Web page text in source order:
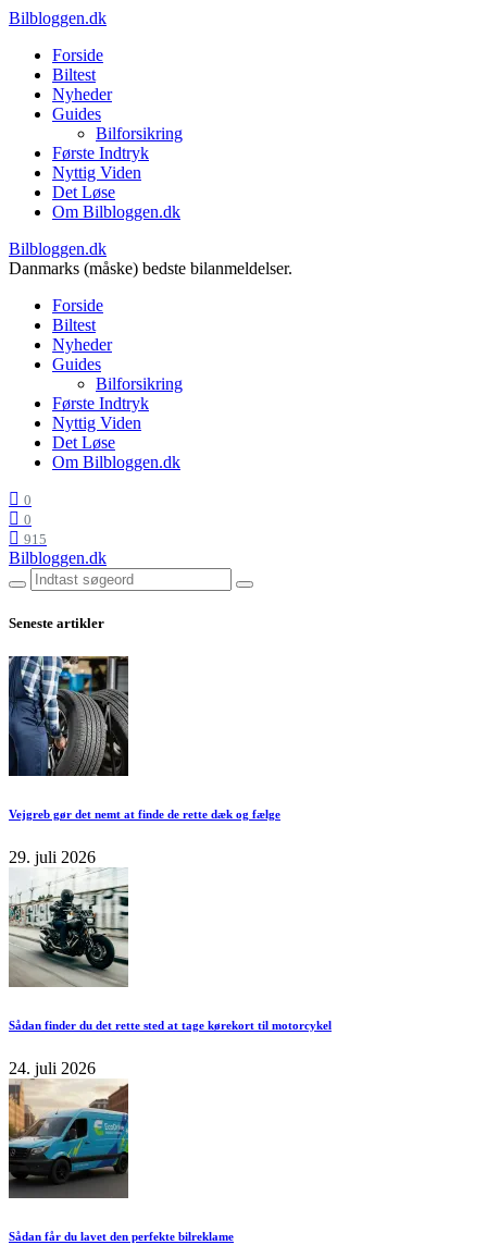
Bilbloggen.dk
Forside
Biltest
Nyheder
Guides
Bilforsikring
Første Indtryk
Nyttig Viden
Det Løse
Om Bilbloggen.dk
Bilbloggen.dk
Danmarks (måske) bedste bilanmeldelser.
Forside
Biltest
Nyheder
Guides
Bilforsikring
Første Indtryk
Nyttig Viden
Det Løse
Om Bilbloggen.dk
0
0
915
Bilbloggen.dk
Seneste artikler
Vejgreb gør det nemt at finde de rette dæk og fælge
29. juli 2026
Sådan finder du det rette sted at tage kørekort til motorcykel
24. juli 2026
Sådan får du lavet den perfekte bilreklame